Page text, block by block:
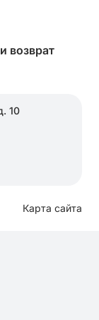
возврат
10
Карта сайта